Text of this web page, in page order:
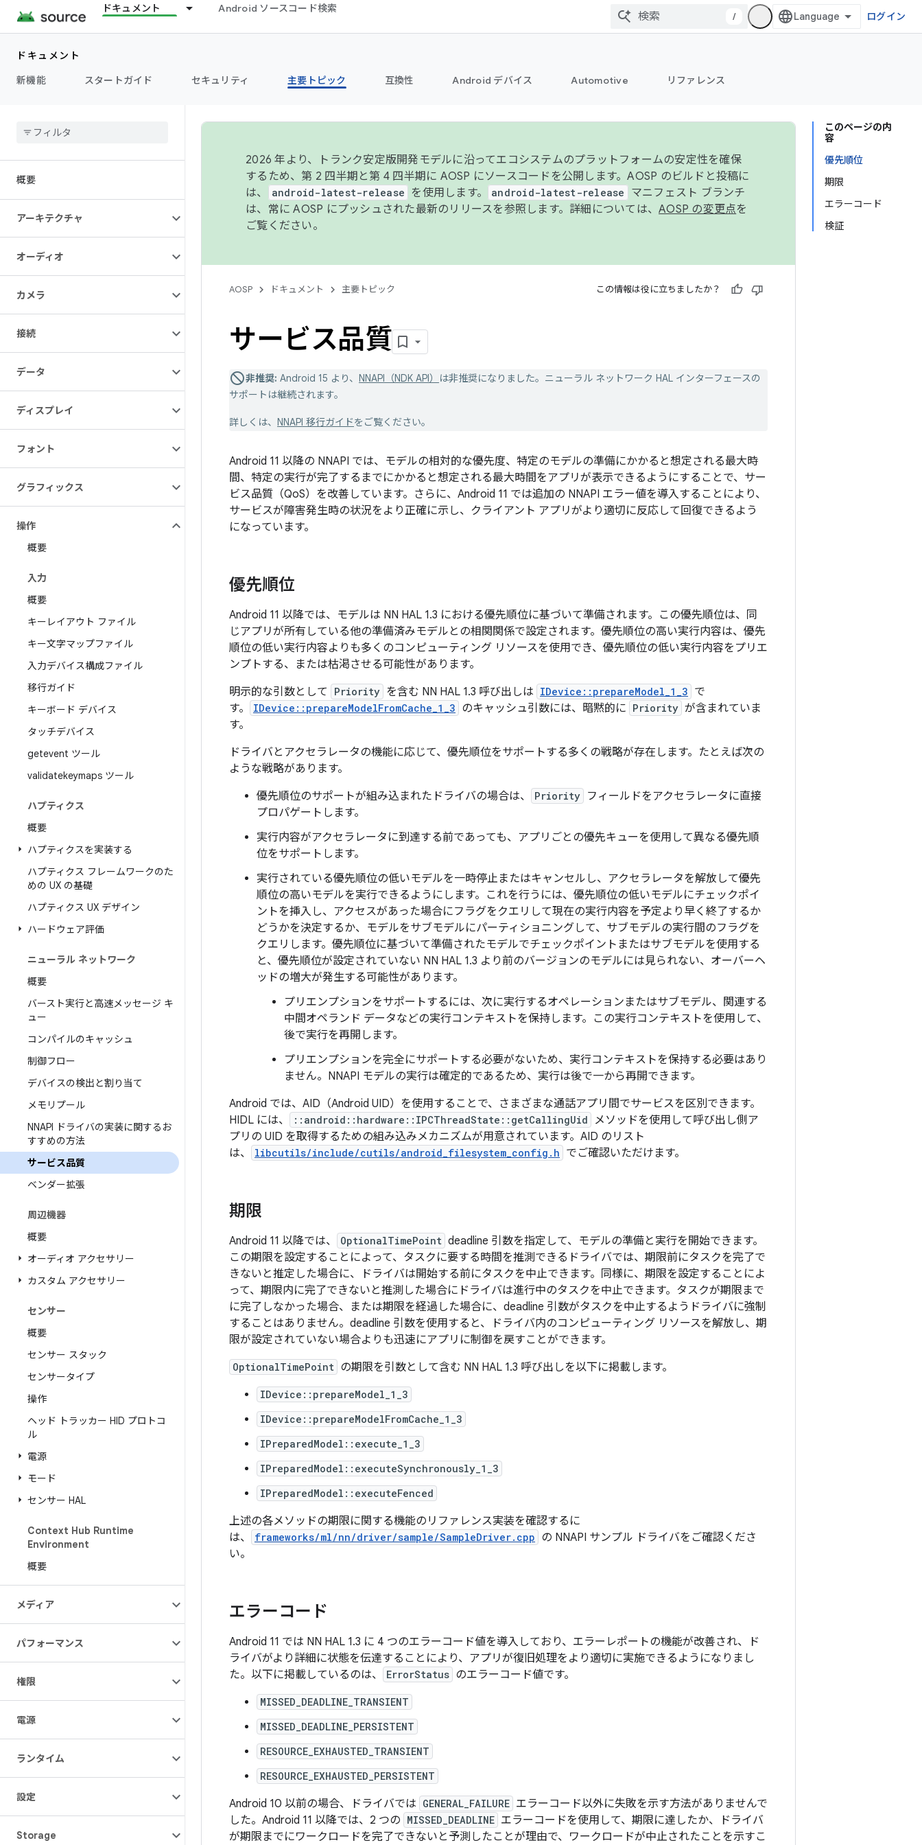
ドキュメント Android ソースコード検索
/ ログイン
ドキュメント
新機能
スタートガイド セキュリティ 主要トピック 互換性 Android デバイス Automotive リファレンス
概要
アーキテクチャ
オーディオ
カメラ
接続
データ
ディスプレイ
フォント
グラフィックス
操作
概要
入力
概要
キーレイアウト ファイル
キー文字マップファイル
入力デバイス構成ファイル
移行ガイド
キーボード デバイス
タッチデバイス
getevent ツール
validatekeymaps ツール
ハプティクス
概要
ハプティクスを実装する
ハプティクス フレームワークのた
めの UX の基礎
ハプティクス UX デザイン
ハードウェア評価
ニューラル ネットワーク
概要
バースト実行と高速メッセージ キ
ュー
コンパイルのキャッシュ
制御フロー
デバイスの検出と割り当て
メモリプール
NNAPI ドライバの実装に関するお
すすめの方法
サービス品質
ベンダー拡張
周辺機器
概要
オーディオ アクセサリー
カスタム アクセサリー
センサー
概要
センサー スタック
センサータイプ
操作
ヘッド トラッカー HID プロトコ
ル
電源
モード
センサー HAL
Context Hub Runtime
Environment
概要
メディア
パフォーマンス
権限
電源
ランタイム
設定
Storage
このページの内
容
優先順位
期限
エラーコード
検証
2026 年より、トランク安定版開発モデルに沿ってエコシステムのプラットフォームの安定性を確保
するため、第 2 四半期と第 4 四半期に AOSP にソースコードを公開します。AOSP のビルドと投稿に
は、
android-latest-release を使用します。 android-latest-release
マニフェスト ブランチ
は、常に AOSP にプッシュされた最新のリリースを参照します。詳細については、 AOSP の変更点を
ご覧ください。
AOSP ドキュメント 主要トピック この情報は役に立ちましたか？
サービス品質
非推奨: Android 15 より、 NNAPI（NDK API）
は非推奨になりました。ニューラル ネットワーク HAL インターフェースの
サポートは継続されます。
詳しくは、 NNAPI 移行ガイドをご覧ください。
Android 11 以降の NNAPI では、モデルの相対的な優先度、特定のモデルの準備にかかると想定される最大時
間、特定の実行が完了するまでにかかると想定される最大時間をアプリが表示できるようにすることで、サー
ビス品質（QoS）を改善しています。さらに、Android 11 では追加の NNAPI エラー値を導入することにより、
サービスが障害発生時の状況をより正確に示し、クライアント アプリがより適切に反応して回復できるよう
になっています。
優先順位
Android 11 以降では、モデルは NN HAL 1.3 における優先順位に基づいて準備されます。この優先順位は、同
じアプリが所有している他の準備済みモデルとの相関関係で設定されます。優先順位の高い実行内容は、優先
順位の低い実行内容よりも多くのコンピューティング リソースを使用でき、優先順位の低い実行内容をプリエ
ンプトする、または枯渇させる可能性があります。
明示的な引数として
Priority を含む NN HAL 1.3 呼び出しは IDevice::prepareModel_1_3 で
す。
IDevice::prepareModelFromCache_1_3 のキャッシュ引数には、暗黙的に Priority が含まれていま
す。
ドライバとアクセラレータの機能に応じて、優先順位をサポートする多くの戦略が存在します。たとえば次の
ような戦略があります。
優先順位のサポートが組み込まれたドライバの場合は、
Priority フィールドをアクセラレータに直接
プロパゲートします。
実行内容がアクセラレータに到達する前であっても、アプリごとの優先キューを使用して異なる優先順
位をサポートします。
実行されている優先順位の低いモデルを一時停止またはキャンセルし、アクセラレータを解放して優先
順位の高いモデルを実行できるようにします。これを行うには、優先順位の低いモデルにチェックポイ
ントを挿入し、アクセスがあった場合にフラグをクエリして現在の実行内容を予定より早く終了するか
どうかを決定するか、モデルをサブモデルにパーティショニングして、サブモデルの実行間のフラグを
クエリします。優先順位に基づいて準備されたモデルでチェックポイントまたはサブモデルを使用する
と、優先順位が設定されていない NN HAL 1.3 より前のバージョンのモデルには見られない、オーバーヘ
ッドの増大が発生する可能性があります。
プリエンプションをサポートするには、次に実行するオペレーションまたはサブモデル、関連する
中間オペランド データなどの実行コンテキストを保持します。この実行コンテキストを使用して、
後で実行を再開します。
プリエンプションを完全にサポートする必要がないため、実行コンテキストを保持する必要はあり
ません。NNAPI モデルの実行は確定的であるため、実行は後で一から再開できます。
Android では、AID（Android UID）を使用することで、さまざまな通話アプリ間でサービスを区別できます。
HIDL には、
::android::hardware::IPCThreadState::getCallingUid
メソッドを使用して呼び出し側ア
プリの UID を取得するための組み込みメカニズムが用意されています。AID のリスト
は、
libcutils/include/cutils/android_filesystem_config.h でご確認いただけます。
期限
Android 11 以降では、 OptionalTimePoint deadline 引数を指定して、モデルの準備と実行を開始できます。
この期限を設定することによって、タスクに要する時間を推測できるドライバでは、期限前にタスクを完了で
きないと推定した場合に、ドライバは開始する前にタスクを中止できます。同様に、期限を設定することによ
って、期限内に完了できないと推測した場合にドライバは進行中のタスクを中止できます。タスクが期限まで
に完了しなかった場合、または期限を経過した場合に、deadline 引数がタスクを中止するようドライバに強制
することはありません。deadline 引数を使用すると、ドライバ内のコンピューティング リソースを解放し、期
限が設定されていない場合よりも迅速にアプリに制御を戻すことができます。
OptionalTimePoint の期限を引数として含む NN HAL 1.3 呼び出しを以下に掲載します。
IDevice::prepareModel_1_3
IDevice::prepareModelFromCache_1_3
IPreparedModel::execute_1_3
IPreparedModel::executeSynchronously_1_3
IPreparedModel::executeFenced
上述の各メソッドの期限に関する機能のリファレンス実装を確認するに
は、
frameworks/ml/nn/driver/sample/SampleDriver.cpp の NNAPI サンプル ドライバをご確認くださ
い。
エラーコード
Android 11 では NN HAL 1.3 に 4 つのエラーコード値を導入しており、エラーレポートの機能が改善され、ド
ライバがより詳細に状態を伝達することにより、アプリが復旧処理をより適切に実施できるようになりまし
た。以下に掲載しているのは、
ErrorStatus のエラーコード値です。
MISSED_DEADLINE_TRANSIENT
MISSED_DEADLINE_PERSISTENT
RESOURCE_EXHAUSTED_TRANSIENT
RESOURCE_EXHAUSTED_PERSISTENT
Android 10 以前の場合、ドライバでは GENERAL_FAILURE エラーコード以外に失敗を示す方法がありませんで
した。Android 11 以降では、2 つの MISSED_DEADLINE エラーコードを使用して、期限に達したか、ドライバ
が期限までにワークロードを完了できないと予測したことが理由で、ワークロードが中止されたことを示すこ